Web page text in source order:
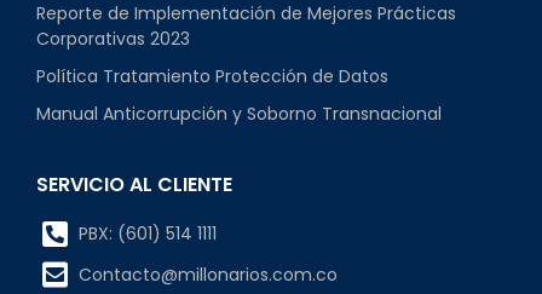
Reporte de Implementación de Mejores Prácticas
Corporativas 2023
Política Tratamiento Protección de Datos
Manual Anticorrupción y Soborno Transnacional
SERVICIO AL CLIENTE
PBX: (601) 514 1111
Contacto@millonarios.com.co